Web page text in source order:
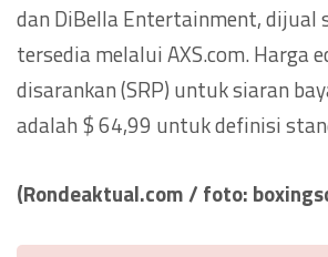
dan DiBella Entertainment, dijual
tersedia melalui AXS.com. Harga
disarankan (SRP) untuk siaran
adalah $ 64,99 untuk definisi
(Rondeaktual.com / foto: